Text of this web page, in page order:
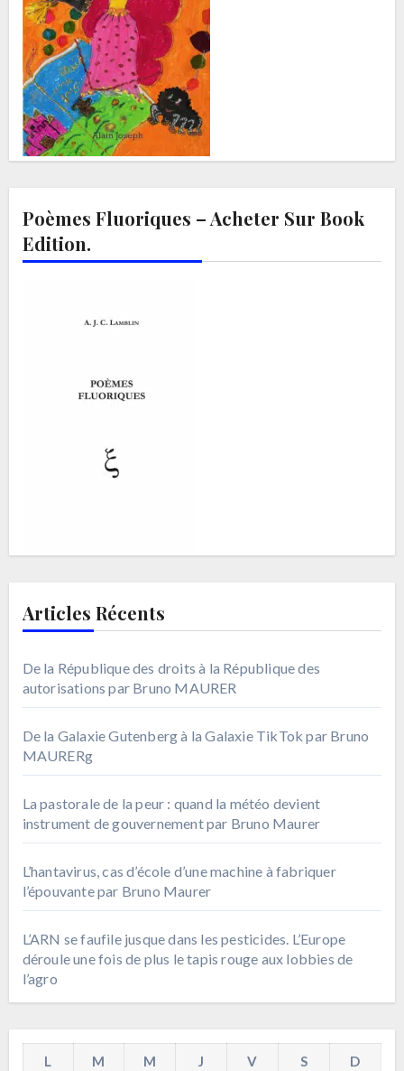
Poèmes Fluoriques – Acheter Sur Book
Edition.
Articles Récents
De la République des droits à la République des
autorisations par Bruno MAURER
De la Galaxie Gutenberg à la Galaxie TikTok par Bruno
MAURERg
La pastorale de la peur : quand la météo devient
instrument de gouvernement par Bruno Maurer
L’hantavirus, cas d’école d’une machine à fabriquer
l’épouvante par Bruno Maurer
L’ARN se faufile jusque dans les pesticides. L’Europe
déroule une fois de plus le tapis rouge aux lobbies de
l’agro
L M M J V S
D